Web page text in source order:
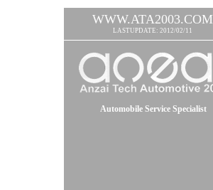
WWW.ATA2003.COM
LASTUPDATE: 2012/02/11
Automobile Service Specialist